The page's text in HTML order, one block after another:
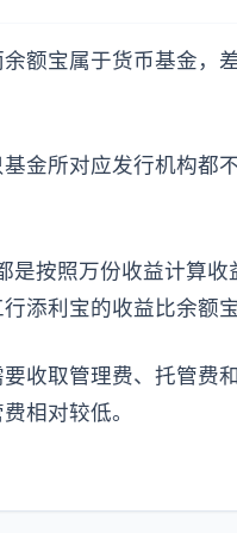
额宝属于货币基金，
金所对应发行机构都
按照万份收益计算
添利宝的收益比余额
收取管理费、托管费
相对较低。